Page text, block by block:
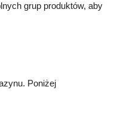
grup produktów, aby
Poniżej